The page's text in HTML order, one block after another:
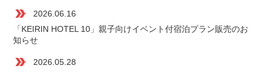
double_arrow
2026.06.16
「KEIRIN HOTEL 10」親子向けイベント付宿泊プラン販売のお
知らせ
double_arrow
2026.05.28